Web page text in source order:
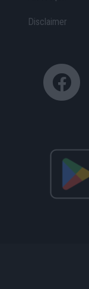
Disclaimer